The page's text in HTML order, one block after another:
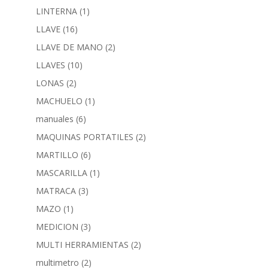
LINTERNA (1)
LLAVE (16)
LLAVE DE MANO (2)
LLAVES (10)
LONAS (2)
MACHUELO (1)
manuales (6)
MAQUINAS PORTATILES (2)
MARTILLO (6)
MASCARILLA (1)
MATRACA (3)
MAZO (1)
MEDICION (3)
MULTI HERRAMIENTAS (2)
multimetro (2)